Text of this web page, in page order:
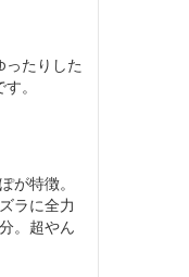
たりした
。
が特徴。
ラに全力
。超やん